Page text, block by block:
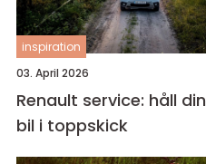
inspiration
03. April 2026
Renault service: håll din
bil i toppskick